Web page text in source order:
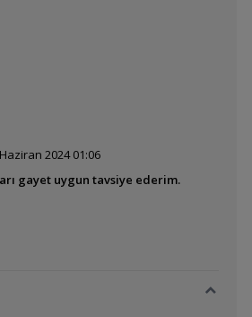
2024 01:06
gayet uygun tavsiye ederim.